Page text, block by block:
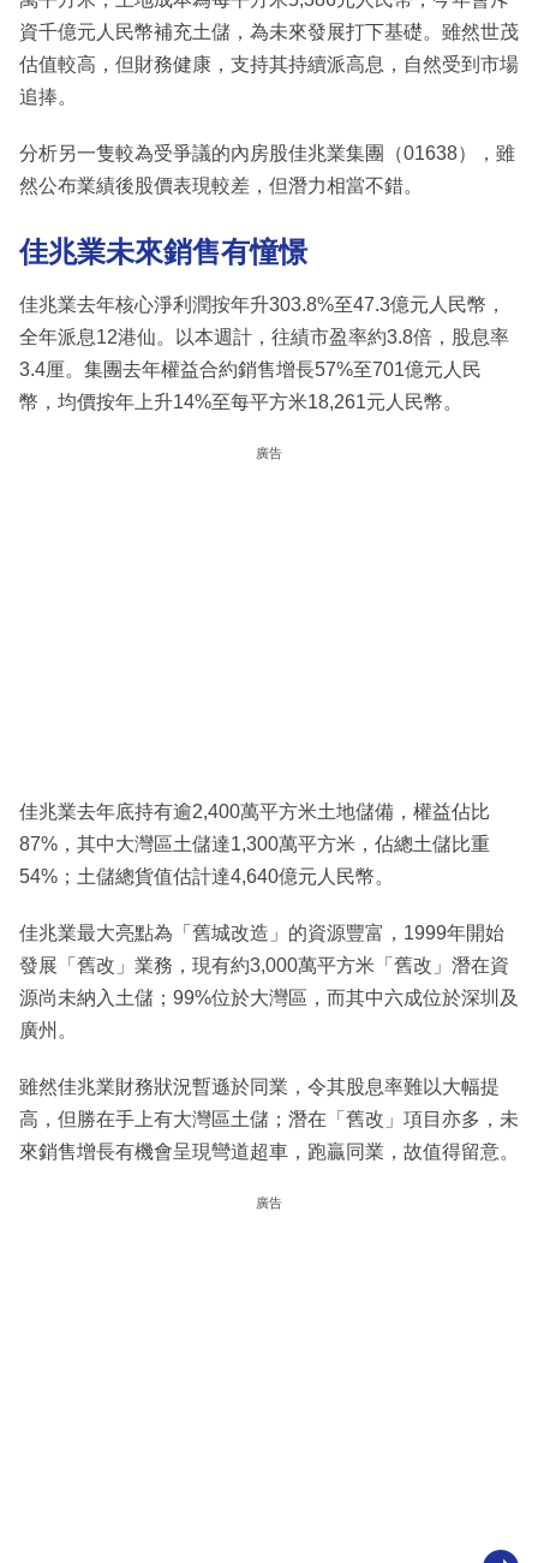
資千億元人民幣補充土儲，為未來發展打下基礎。雖然世茂
估值較高，但財務健康，支持其持續派高息，自然受到市場
追捧。
分析另一隻較為受爭議的內房股佳兆業集團（01638），雖
然公布業績後股價表現較差，但潛力相當不錯。
佳兆業未來銷售有憧憬
佳兆業去年核心淨利潤按年升303.8%至47.3億元人民幣，
全年派息12港仙。以本週計，往績市盈率約3.8倍，股息率
3.4厘。集團去年權益合約銷售增長57%至701億元人民
幣，均價按年上升14%至每平方米18,261元人民幣。
廣告
佳兆業去年底持有逾2,400萬平方米土地儲備，權益佔比
87%，其中大灣區土儲達1,300萬平方米，佔總土儲比重
54%；土儲總貨值估計達4,640億元人民幣。
佳兆業最大亮點為「舊城改造」的資源豐富，1999年開始
發展「舊改」業務，現有約3,000萬平方米「舊改」潛在資
源尚未納入土儲；99%位於大灣區，而其中六成位於深圳及
廣州。
雖然佳兆業財務狀況暫遜於同業，令其股息率難以大幅提
高，但勝在手上有大灣區土儲；潛在「舊改」項目亦多，未
來銷售增長有機會呈現彎道超車，跑贏同業，故值得留意。
廣告